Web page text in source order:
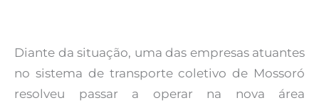
Diante da situação, uma das empresas atuantes
no sistema de transporte coletivo de Mossoró
resolveu passar a operar na nova área